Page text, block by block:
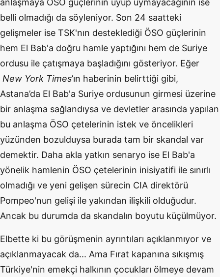
anlaşmaya ÖSO güçlerinin uyup uymayacağının ise
belli olmadığı da söyleniyor. Son 24 saatteki
gelişmeler ise TSK'nın desteklediği ÖSO güçlerinin
hem El Bab'a doğru hamle yaptığını hem de Suriye
ordusu ile çatışmaya başladığını gösteriyor. Eğer
New York Times’ın haberinin belirttiği gibi,
Astana’da El Bab'a Suriye ordusunun girmesi üzerine
bir anlaşma sağlandıysa ve devletler arasında yapılan
bu anlaşma ÖSO çetelerinin istek ve öncelikleri
yüzünden bozulduysa burada tam bir skandal var
demektir. Daha akla yatkın senaryo ise El Bab'a
yönelik hamlenin ÖSO çetelerinin inisiyatifi ile sınırlı
olmadığı ve yeni gelişen sürecin CIA direktörü
Pompeo'nun gelişi ile yakından ilişkili olduğudur.
Ancak bu durumda da skandalın boyutu küçülmüyor.
Elbette ki bu görüşmenin ayrıntıları açıklanmıyor ve
açıklanmayacak da... Ama Fırat kapanına sıkışmış
Türkiye'nin emekçi halkının çocukları ölmeye devam